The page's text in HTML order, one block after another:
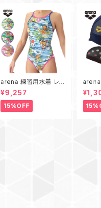
arena 練習用水着 レデ
ィース AS6FWM31L
アリーナくん タフスーツ
ワンピース オープンバ
ック アリーナ 水泳
¥9,257
15%OFF
arena
イム
キャ